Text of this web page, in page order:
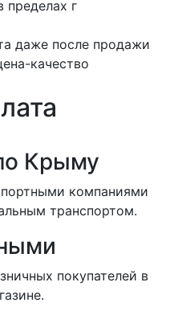
пределах г
даже после продажи
качество
Крыму
компаниями
транспортом.
покупателей в